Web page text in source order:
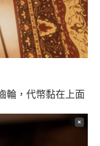
輪，代幣黏在上面